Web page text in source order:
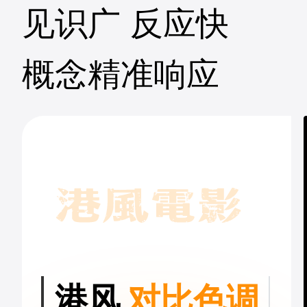
见识广 反应快
概念精准响应
港风 对比色调